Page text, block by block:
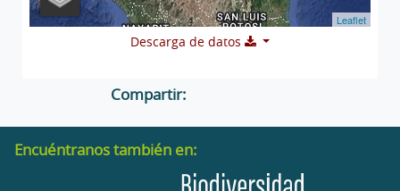
Leaflet
Descarga de datos
Compartir:
Encuéntranos también en: